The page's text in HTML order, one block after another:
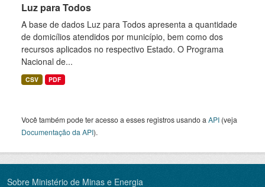
Luz para Todos
A base de dados Luz para Todos apresenta a quantidade
de domicílios atendidos por município, bem como dos
recursos aplicados no respectivo Estado. O Programa
Nacional de...
CSV PDF
Você também pode ter acesso a esses registros usando a API (veja
Documentação da API).
Sobre Ministério de Minas e Energia